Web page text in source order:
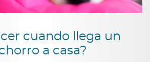
cuando llega un
a casa?